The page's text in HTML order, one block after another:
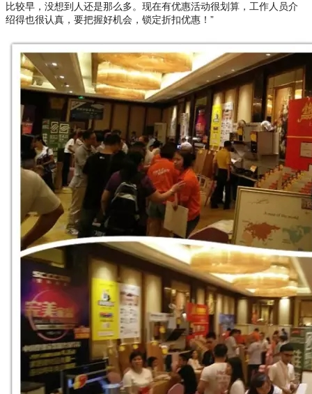
比较早，没想到人还是那么多。现在有优惠活动很划算，工作人员介
绍得也很认真，要把握好机会，锁定折扣优惠！”